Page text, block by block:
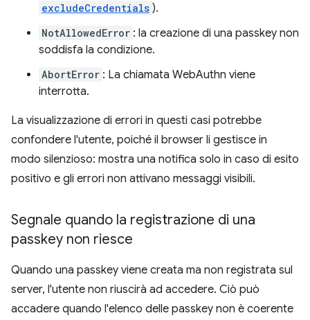
excludeCredentials ).
NotAllowedError : la creazione di una passkey non
soddisfa la condizione.
AbortError : La chiamata WebAuthn viene
interrotta.
La visualizzazione di errori in questi casi potrebbe
confondere l'utente, poiché il browser li gestisce in
modo silenzioso: mostra una notifica solo in caso di esito
positivo e gli errori non attivano messaggi visibili.
Segnale quando la registrazione di una
passkey non riesce
Quando una passkey viene creata ma non registrata sul
server, l'utente non riuscirà ad accedere. Ciò può
accadere quando l'elenco delle passkey non è coerente